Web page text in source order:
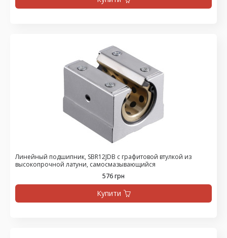
Линейный подшипник, SBR12JDB с графитовой втулкой из
высокопрочной латуни, самосмазывающийся
576 грн
Купити